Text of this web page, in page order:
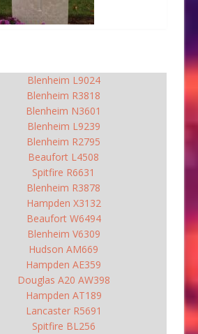
Blenheim L9024
Blenheim R3818
Blenheim N3601
Blenheim L9239
Blenheim R2795
Beaufort L4508
Spitfire R6631
Blenheim R3878
Hampden X3132
Beaufort W6494
Blenheim V6309
Hudson AM669
Hampden AE359
Douglas A20 AW398
Hampden AT189
Lancaster R5691
Spitfire BL256